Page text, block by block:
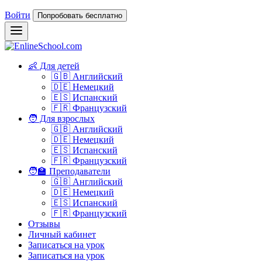
Войти Попробовать бесплатно
👶 Для детей
🇬🇧 Английский
🇩🇪 Немецкий
🇪🇸 Испанский
🇫🇷 Французский
🧑 Для взрослых
🇬🇧 Английский
🇩🇪 Немецкий
🇪🇸 Испанский
🇫🇷 Французский
🧑‍🏫 Преподаватели
🇬🇧 Английский
🇩🇪 Немецкий
🇪🇸 Испанский
🇫🇷 Французский
Отзывы
Личный кабинет
Записаться на урок
Записаться на урок